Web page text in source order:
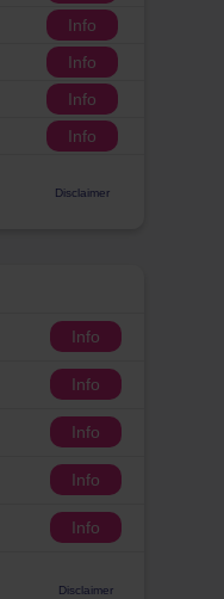
Info
Info
Info
Info
Disclaimer
Info
Info
Info
Info
Info
Disclaimer